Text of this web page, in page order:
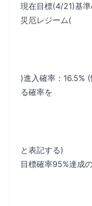
現在目標(4/21)基
災厄レジーム(
)進入確率：16.5%
る確率を
と表記する)
目標確率95%達成